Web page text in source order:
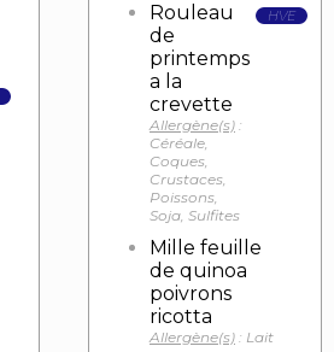
Rouleau
de
printemps
a la
crevette
Allergène(s) :
Céréale,
Coques,
Crustaces,
Poissons,
Soja, Sulfites
HVE
Mille feuille
de quinoa
poivrons
ricotta
Allergène(s) : Lait